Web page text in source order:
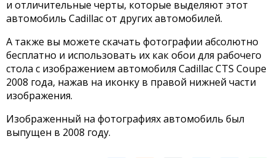
и отличительные черты, которые выделяют этот
автомобиль Cadillac от других автомобилей.
А также вы можете скачать фотографии абсолютно
бесплатно и использовать их как обои для рабочего
стола с изображением автомобиля Cadillac CTS Coupe
2008 года, нажав на иконку в правой нижней части
изображения.
Изображенный на фотографиях автомобиль был
выпущен в 2008 году.